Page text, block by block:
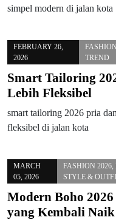
simpel modern di jalan kota
FEBRUARY 26,
2026
TREND
Smart Tailoring
Lebih Fleksibel
smart tailoring 2026 pria
fleksibel di jalan kota
MARCH
05, 2026
FASHION 2026 ,
STYLE &
Modern Boho
yang Kembali Naik